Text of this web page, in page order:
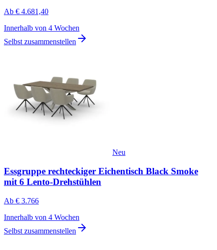
Ab € 4.681,40
Innerhalb von 4 Wochen
Selbst zusammenstellen
Neu
Essgruppe rechteckiger Eichentisch Black Smoke
mit 6 Lento-Drehstühlen
Ab € 3.766
Innerhalb von 4 Wochen
Selbst zusammenstellen